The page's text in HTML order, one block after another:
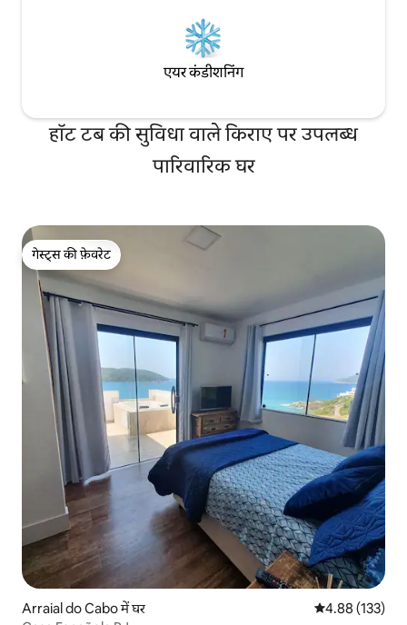
एयर कंडीशनिंग
हॉट टब की सुविधा वाले किराए पर उपलब्ध
पारिवारिक घर
गेस्ट्स की फ़ेवरेट
गेस्ट्स की फ़ेवरेट
Arraial do Cabo में घर औसत रेटिंग 5 में से
4.88 (133)